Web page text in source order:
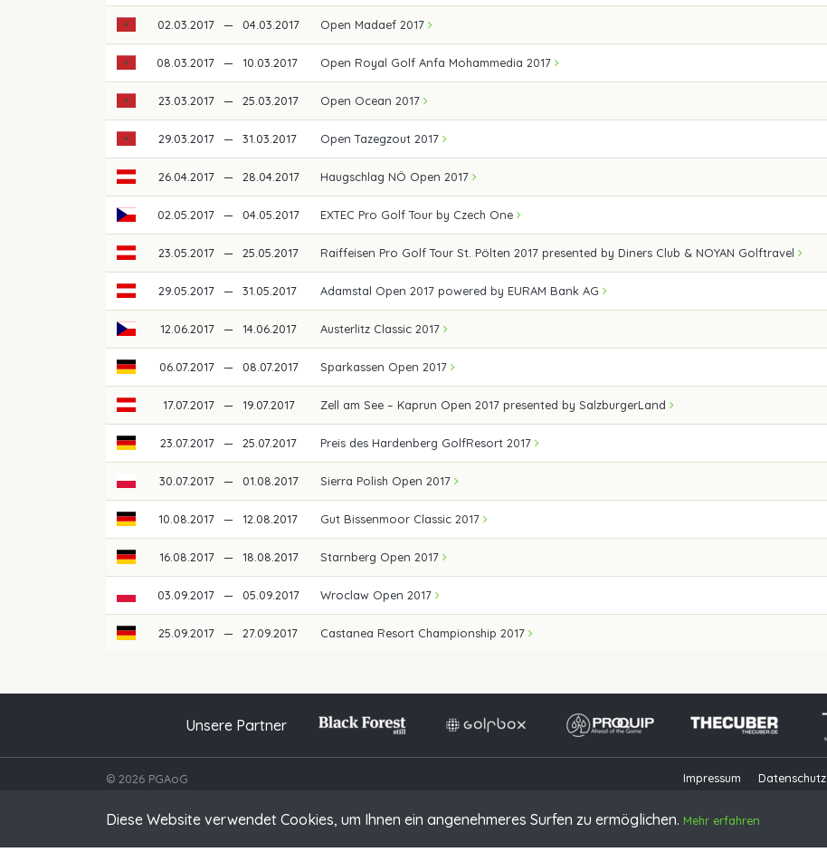
Diese Website verwendet Cookies, um Ihnen ein angenehmeres Surfen zu ermöglichen. Mehr erfahren
02.03.2017 — 04.03.2017 Open Madaef 2017
08.03.2017 — 10.03.2017 Open Royal Golf Anfa Mohammedia 2017
23.03.2017 — 25.03.2017 Open Ocean 2017
29.03.2017 — 31.03.2017 Open Tazegzout 2017
26.04.2017 — 28.04.2017 Haugschlag NÖ Open 2017
02.05.2017 — 04.05.2017 EXTEC Pro Golf Tour by Czech One
23.05.2017 — 25.05.2017 Raiffeisen Pro Golf Tour St. Pölten 2017 presented by Diners Club & NOYAN Golftravel
29.05.2017 — 31.05.2017 Adamstal Open 2017 powered by EURAM Bank AG
12.06.2017 — 14.06.2017 Austerlitz Classic 2017
06.07.2017 — 08.07.2017 Sparkassen Open 2017
17.07.2017 — 19.07.2017 Zell am See – Kaprun Open 2017 presented by SalzburgerLand
23.07.2017 — 25.07.2017 Preis des Hardenberg GolfResort 2017
30.07.2017 — 01.08.2017 Sierra Polish Open 2017
10.08.2017 — 12.08.2017 Gut Bissenmoor Classic 2017
16.08.2017 — 18.08.2017 Starnberg Open 2017
03.09.2017 — 05.09.2017 Wroclaw Open 2017
25.09.2017 — 27.09.2017 Castanea Resort Championship 2017
Unsere Partner
© 2026 PGAoG Impressum Datenschutz